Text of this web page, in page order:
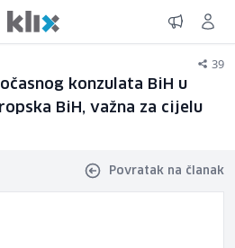
39
konzulata BiH u
BiH, važna za cijelu
Povratak na članak